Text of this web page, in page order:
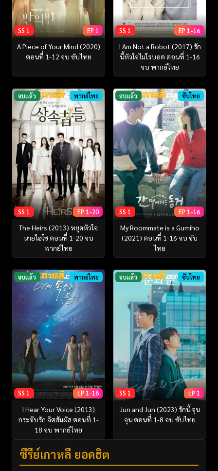
SS 1 EP 1
A Piece of Your Mind (2020)
ตอนที่ 1-12 จบ ซับไทย
SS 1 EP 1-16
I Am Not a Robot (2017) รัก
นี้หัวใจไม่โรบอต ตอนที่ 1-16
จบ พากย์ไทย
จบแล้ว พากย์ไทย
SS 1 EP 1-20
The Heirs (2013) หยุดหัวใจ
นายไฮโซ ตอนที่ 1-20 จบ
พากย์ไทย
จบแล้ว ซับไทย
SS 1 EP 1-16
My Roommate is a Gumiho
(2021) ตอนที่ 1-16 จบ ซับ
ไทย
จบแล้ว พากย์ไทย
SS 1 EP 1-18
I Hear Your Voice (2013)
กระซิบรัก จิตสัมผัส ตอนที่ 1-
18 จบ พากย์ไทย
จบแล้ว ซับไทย
SS 1 EP 1
Jun and Jun (2023) รักนี้ จุน
จุน ตอนที่ 1-8 จบ ซับไทย
ซีรี่ย์เกาหลี ยอดฮิต